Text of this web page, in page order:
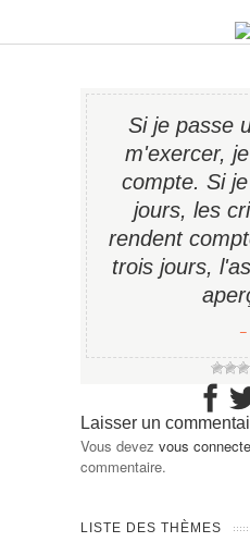
Si je passe
m'exercer,
compte. Si
jours, les
rendent
trois jours,
−
Laisser un
Vous devez vous
commentaire.
LISTE DES THÈMES